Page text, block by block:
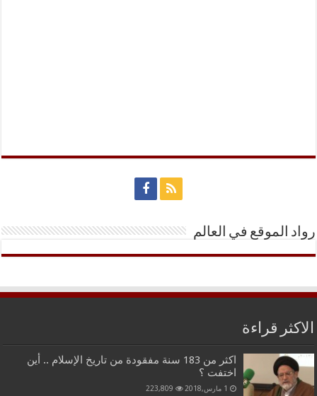
رواد الموقع في العالم
الاكثر قراءة
اكثر من 183 سنة مفقودة من تاريخ الإسلام .. أين
اختفت ؟
1 مارس,2018 223,809